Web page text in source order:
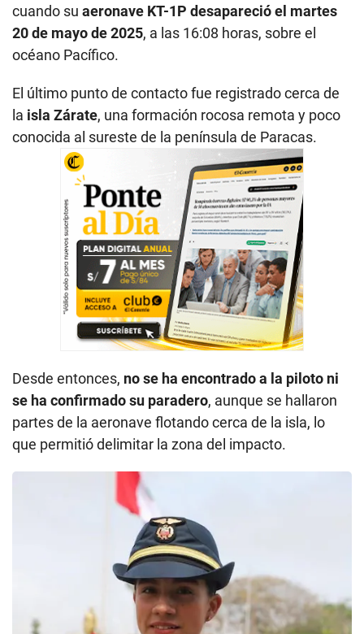
cuando su aeronave KT-1P desapareció el martes
20 de mayo de 2025, a las 16:08 horas, sobre el
océano Pacífico.
El último punto de contacto fue registrado cerca de
la isla Zárate, una formación rocosa remota y poco
conocida al sureste de la península de Paracas.
Desde entonces, no se ha encontrado a la piloto ni
se ha confirmado su paradero, aunque se hallaron
partes de la aeronave flotando cerca de la isla, lo
que permitió delimitar la zona del impacto.